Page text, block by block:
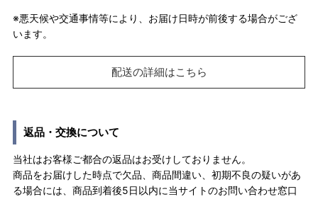
※悪天候や交通事情等により、お届け日時が前後する場合がござ
います。
配送の詳細はこちら
返品・交換について
当社はお客様ご都合の返品はお受けしておりません。
商品をお届けした時点で欠品、商品間違い、初期不良の疑いがあ
る場合には、商品到着後5日以内に当サイトのお問い合わせ窓口